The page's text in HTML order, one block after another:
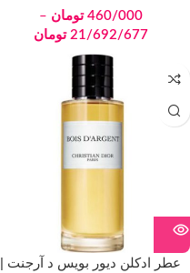
460/000 تومان –
21/692/677 تومان
عطر ادکلن دیور بویس د آرجنت |